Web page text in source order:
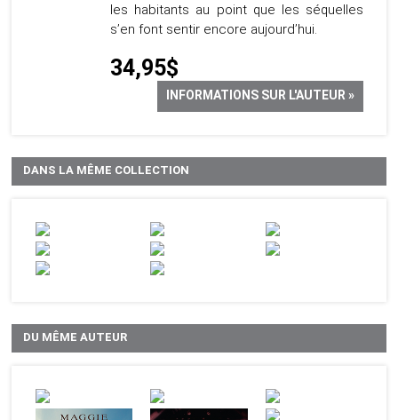
les habitants au point que les séquelles
s’en font sentir encore aujourd’hui.
34,95$
INFORMATIONS SUR L'AUTEUR »
DANS LA MÊME COLLECTION
DU MÊME AUTEUR